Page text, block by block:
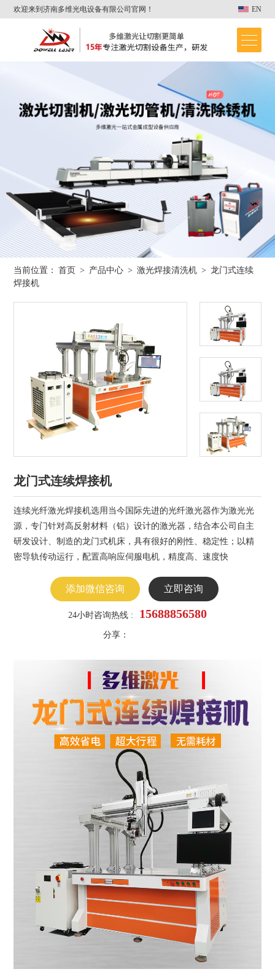
欢迎来到济南多维光电设备有限公司官网！ EN
首页
光纤激光切割机
管材激光切割机
其他切割设备及配件
短视频
解决方案
多维资讯
当前位置： 首页 > 产品中心 > 激光焊接清洗机 > 龙门式连续
焊接机
龙门式连续焊接机
连续光纤激光焊接机选用当今国际先进的光纤激光器作为激光光
源，专门针对高反射材料（铝）设计的激光器，结合本公司自主
研发设计、制造的龙门式机床，具有很好的刚性、稳定性；以精
密导轨传动运行，配置高响应伺服电机，精度高、速度快
添加微信咨询 立即咨询
24小时咨询热线 : 15688856580
分享：